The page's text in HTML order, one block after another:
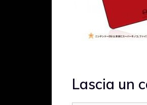
Lascia un